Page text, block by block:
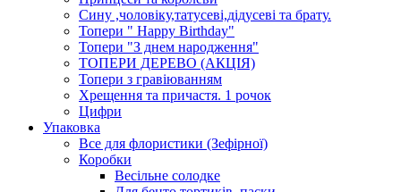
Сину ,чоловіку,татусеві,дідусеві та брату.
Топери " Happy Birthday"
Топери "З днем народження"
ТОПЕРИ ДЕРЕВО (АКЦІЯ)
Топери з гравіюванням
Хрещення та причастя. 1 рочок
Цифри
Упаковка
Все для флористики (Зефірної)
Коробки
Весільне солодке